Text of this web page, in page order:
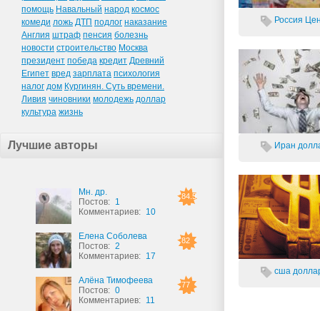
помощь Навальный народ космос
комеди ложь ДТП подлог наказание
Англия штраф пенсия болезнь
новости строительство Москва
президент победа кредит Древний
Египет вред зарплата психология
налог дом Кургинян. Суть времени.
Ливия чиновники молодежь доллар
культура жизнь
Лучшие авторы
84.5
Мн. др.
Постов: 1
Комментариев: 10
82
Елена Соболева
Постов: 2
Комментариев: 17
77
Алёна Тимофеева
Постов: 0
Комментариев: 11
Россия
Иран
сша